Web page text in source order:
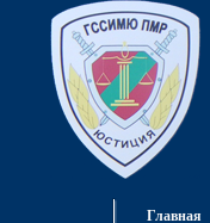
Главная